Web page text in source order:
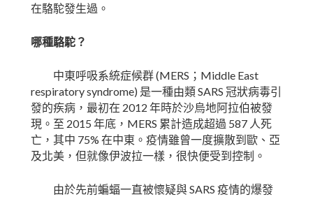
在駱駝發生過。
哪種駱駝？
中東呼吸系統症候群(MERS ； Middle East
respiratory syndrome) 是一種由類 SARS 冠狀病毒引
發的疾病，最初在 2012 年時於沙烏地阿拉伯被發
現。至 2015 年底， MERS 累計造成超過 587 人死
亡，其中 75% 在中東。疫情雖曾一度擴散到歐、亞
及北美，但就像伊波拉一樣，很快便受到控制。
由於先前蝙蝠一直被懷疑與SARS 疫情的爆發